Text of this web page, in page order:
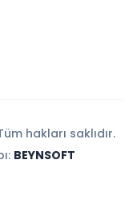
hakları saklıdır.
BEYNSOFT